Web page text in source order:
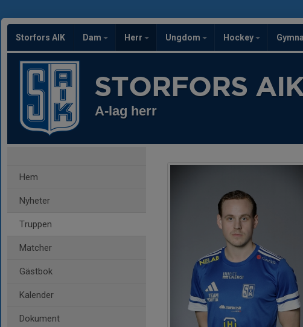
Storfors AIK Dam Herr Ungdom Hockey
STORFORS
A-lag herr
Hem
Nyheter
Truppen
Matcher
Gästbok
Kalender
Dokument